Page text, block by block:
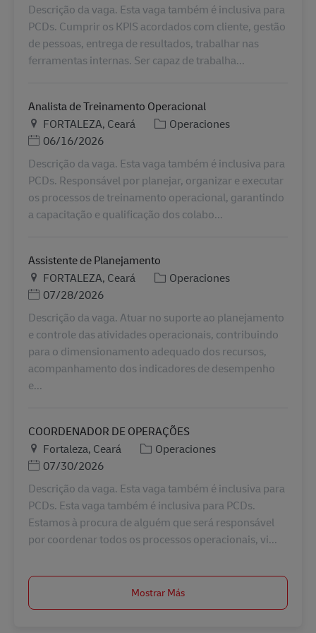
Descrição da vaga. Esta vaga também é inclusiva para
PCDs. Cumprir os KPIS acordados com cliente, gestão
de pessoas, entrega de resultados, trabalhar nas
ferramentas internas. Ser capaz de trabalha...
Analista de Treinamento Operacional
Ubicación
FORTALEZA, Ceará Categoría
Operaciones
Posted Date
06/16/2026
Descrição da vaga. Esta vaga também é inclusiva para
PCDs. Responsável por planejar, organizar e executar
os processos de treinamento operacional, garantindo
a capacitação e qualificação dos colabo...
Assistente de Planejamento
Ubicación
FORTALEZA, Ceará Categoría
Operaciones
Posted Date
07/28/2026
Descrição da vaga. Atuar no suporte ao planejamento
e controle das atividades operacionais, contribuindo
para o dimensionamento adequado dos recursos,
acompanhamento dos indicadores de desempenho
e...
COORDENADOR DE OPERAÇÕES
Ubicación
Fortaleza, Ceará Categoría
Operaciones
Posted Date
07/30/2026
Descrição da vaga. Esta vaga também é inclusiva para
PCDs. Esta vaga também é inclusiva para PCDs.
Estamos à procura de alguém que será responsável
por coordenar todos os processos operacionais, vi...
Mostrar Más